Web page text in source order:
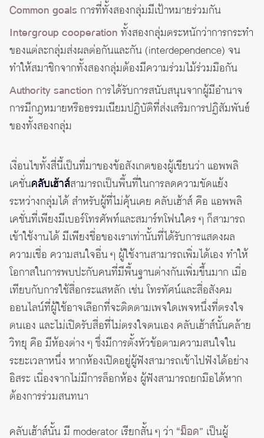
Common goals การที่ทั้งสองกลุ่มมีเป้าหมายร่วมกัน
Intergroup cooperation ทั้งสองกลุ่มตระหนักว่าการกระทำ
ของแต่ละกลุ่มส่งผลต่อกันและกัน (interdependence) จน
ทำให้สมาชิกจากทั้งสองกลุ่มต้องมีความร่วมไม้ร่วมมือกัน
Authority sanction การได้รับการสนับสนุนจากผู้มีอำนาจ
การมีกฎหมายหรือธรรมเนียมปฏิบัติที่ส่งเสริมการปฏิสัมพันธ์
ของทั้งสองกลุ่ม
เงื่อนไขทั้งสี่นี้เป็นที่มาของข้อสังเกตของผู้เขียนว่า แอพพลิ
เคชั่นคลับเฮ้าส์สามารถเป็นพื้นที่ในการลดความขัดแย้ง
ระหว่างกลุ่มได้ สำหรับผู้ที่ไม่คุ้นเคย คลับเฮ้าส์ คือ แอพพลิ
เคชั่นที่เพียงมีเบอร์โทรศัพท์และสมาร์ทโฟนใคร ๆ ก็สามารถ
เข้าใช้งานได้ มีเพียงชื่อของเราเท่านั้นที่ได้รับการแสดงผล
ความเชื่อ ความสนใจอื่น ๆ ผู้ใช้งานสามารถเพิ่มได้เอง ทำให้
โอกาสในการพบปะกับคนที่มีพื้นฐานต่างกันเพิ่มขึ้นมาก เมื่อ
เทียบกับการใช้สื่อกระแสหลัก เช่น โทรทัศน์และสื่อสังคม
ออนไลน์ที่ผู้ใช้อาจเลือกที่จะติดตามเพจใดเพจหนึ่งที่ตรงใจ
ตนเอง และไม่เปิดรับสื่อที่ไม่ตรงใจตนเอง คลับเฮ้าส์นั้นคล้าย
วิทยุ คือ มีห้องต่าง ๆ ซึ่งมีการตั้งหัวข้อตามความสนใจใน
ระยะเวลาหนึ่ง หากห้องเปิดอยู่ผู้ฟังสามารถเข้าไปฟังได้อย่าง
อิสระ เนื่องจากไม่มีการล็อกห้อง ผู้ฟังสามารถยกมือได้หาก
ต้องการร่วมสนทนา
คลับเฮ้าส์นั้น มี moderator เรียกสั้น ๆ ว่า “ม็อด” เป็นผู้